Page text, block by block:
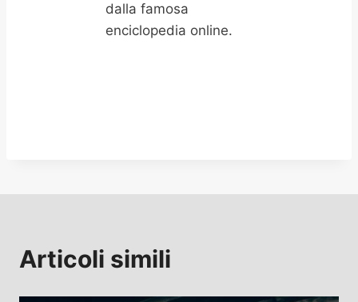
dalla famosa
enciclopedia online.
Articoli simili